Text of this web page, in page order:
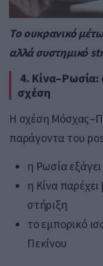
Το ουκρανικό
αλλά συστημικό
4.
σχέση
Η σχέση
παράγοντα του
η Ρωσία
η Κίνα
στήριξη
το εμπορικό
Πεκίνου